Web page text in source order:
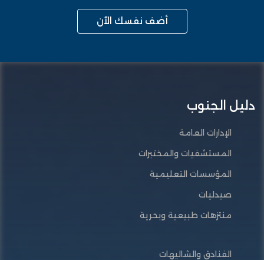
أضف نفسك الآن
دليل الجنوب
الإدارات العامة
المستشفيات والمختبرات
المؤسسات التعليمية
صيدليات
منتزهات طبيعية وبحرية
الفنادق والشاليهات